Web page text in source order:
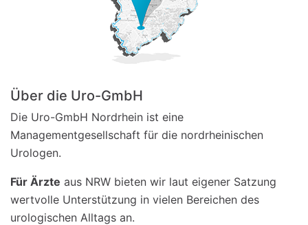
Über die Uro-GmbH
Die Uro-GmbH Nordrhein ist eine
Managementgesellschaft für die nordrheinischen
Urologen.
Für Ärzte aus NRW bieten wir laut eigener Satzung
wertvolle Unterstützung in vielen Bereichen des
urologischen Alltags an.